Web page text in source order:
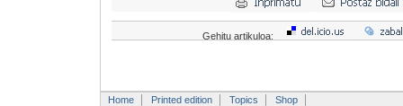
Gehitu artikuloa:
Home Printed edition Topics
Shop